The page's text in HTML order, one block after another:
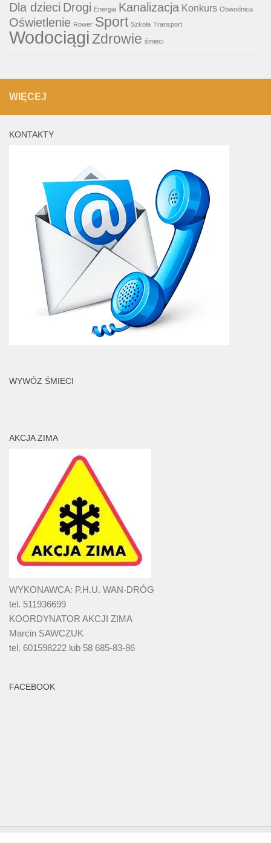
Dla dzieci Drogi Energia Kanalizacja Konkurs Obwodnica
Oświetlenie Rower Sport Szkoła Transport
WodociągiZdrowie śmieci
WIĘCEJ
KONTAKTY
WYWÓZ ŚMIECI
AKCJA ZIMA
WYKONAWCA: P.H.U. WAN-DRÓG
tel. 511936699
KOORDYNATOR AKCJI ZIMA
Marcin SAWCZUK
tel. 601598222 lub 58 685-83-86
FACEBOOK